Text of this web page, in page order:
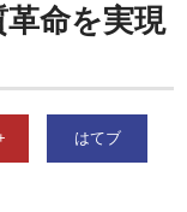
命を実現
はてブ